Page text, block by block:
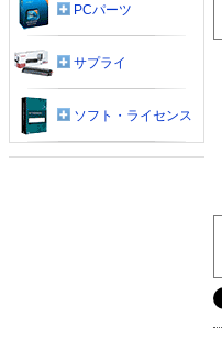
PCパーツ
サプライ
ソフト・ライセンス